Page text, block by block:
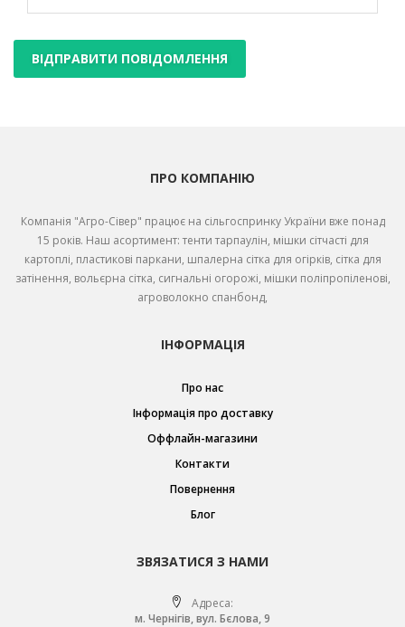
ПРО КОМПАНІЮ
Компанія "Агро-Сівер" працює на сільгоспринку України вже понад
15 років. Наш асортимент: тенти тарпаулін, мішки сітчасті для
картоплі, пластикові паркани, шпалерна сітка для огірків, сітка для
затінення, вольєрна сітка, сигнальні огорожі, мішки поліпропіленові,
агроволокно спанбонд,
ІНФОРМАЦІЯ
Про нас
Інформація про доставку
Оффлайн-магазини
Контакти
Повернення
Блог
ЗВЯЗАТИСЯ З НАМИ
Адреса:
м. Чернігів, вул. Бєлова, 9